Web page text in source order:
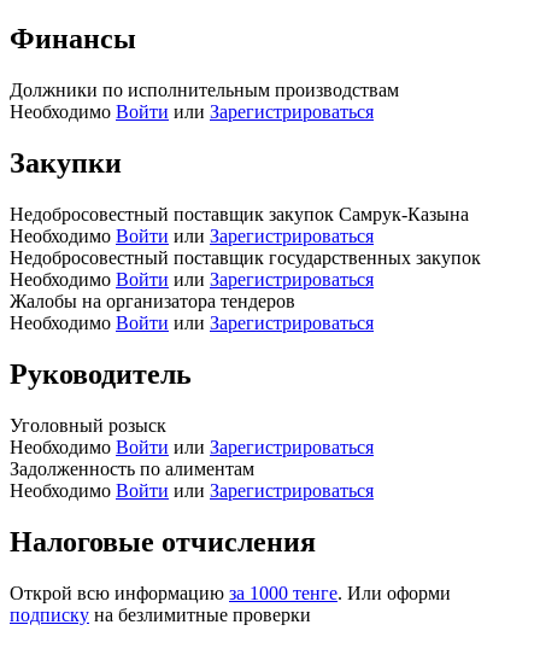
Финансы
Должники по исполнительным производствам
Необходимо Войти или Зарегистрироваться
Закупки
Недобросовестный поставщик закупок Самрук-Казына
Необходимо Войти или Зарегистрироваться
Недобросовестный поставщик государственных закупок
Необходимо Войти или Зарегистрироваться
Жалобы на организатора тендеров
Необходимо Войти или Зарегистрироваться
Руководитель
Уголовный розыск
Необходимо Войти или Зарегистрироваться
Задолженность по алиментам
Необходимо Войти или Зарегистрироваться
Налоговые отчисления
Открой всю информацию за 1000 тенге. Или оформи
подписку на безлимитные проверки